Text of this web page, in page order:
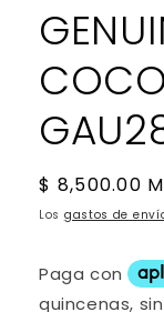
Precio
habitual
$ 8,500.00
Los gastos de